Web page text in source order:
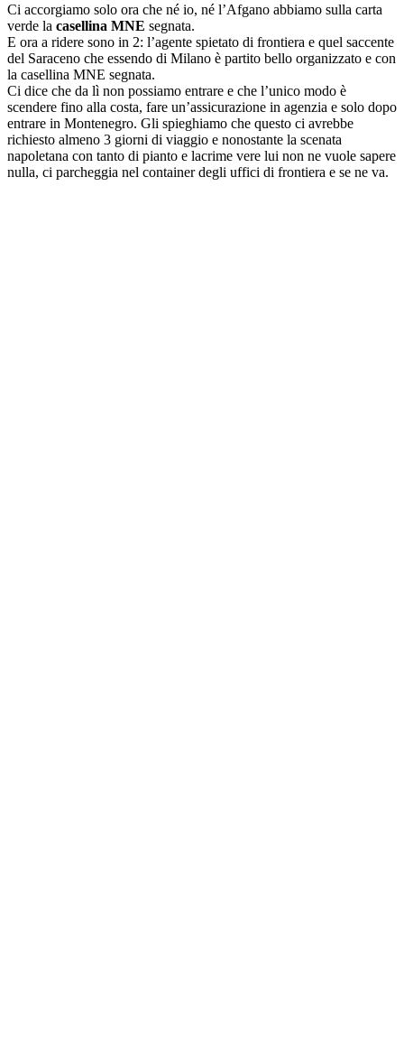
Ci accorgiamo solo ora che né io, né l’Afgano abbiamo sulla carta
verde la casellina MNE segnata.
E ora a ridere sono in 2: l’agente spietato di frontiera e quel saccente
del Saraceno che essendo di Milano è partito bello organizzato e con
la casellina MNE segnata.
Ci dice che da lì non possiamo entrare e che l’unico modo è
scendere fino alla costa, fare un’assicurazione in agenzia e solo dopo
entrare in Montenegro. Gli spieghiamo che questo ci avrebbe
richiesto almeno 3 giorni di viaggio e nonostante la scenata
napoletana con tanto di pianto e lacrime vere lui non ne vuole sapere
nulla, ci parcheggia nel container degli uffici di frontiera e se ne va.